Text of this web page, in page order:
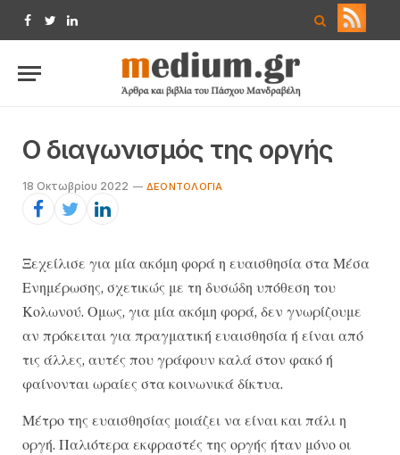
Facebook
TwitterLinkedIn
Ο διαγωνισμός της οργής
18 Οκτωβρίου 2022 ΔΕΟΝΤΟΛΟΓΊΑ
Ξεχείλισε για μία ακόμη φορά η ευαισθησία στα Μέσα
Ενημέρωσης, σχετικώς με τη δυσώδη υπόθεση του
Κολωνού. Ομως, για μία ακόμη φορά, δεν γνωρίζουμε
αν πρόκειται για πραγματική ευαισθησία ή είναι από
τις άλλες, αυτές που γράφουν καλά στον φακό ή
φαίνονται ωραίες στα κοινωνικά δίκτυα.
Μέτρο της ευαισθησίας μοιάζει να είναι και πάλι η
οργή. Παλιότερα εκφραστές της οργής ήταν μόνο οι